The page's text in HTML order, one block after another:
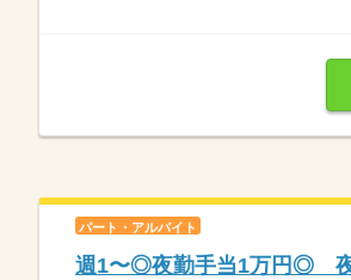
パート・アルバイト
週1〜◎夜勤手当1万円◎ 夜